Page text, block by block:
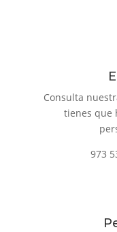
Consulta
tienes que
973